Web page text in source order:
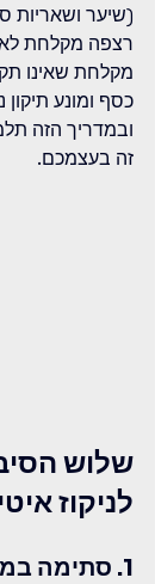
(שיער ושאריות
רצפה מקלחת לא
מקלחת שאינו
כסף ומונע
ובמדריך הזה
זה בעצמכם.
שלוש
לניקוז איטי
1. סתימה